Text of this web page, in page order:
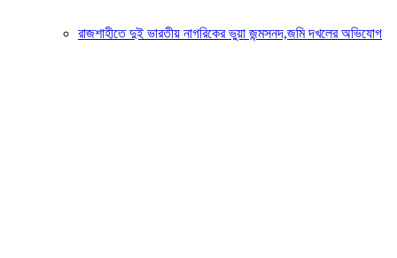
রাজশাহীতে দুই ভারতীয় নাগরিকের ভুয়া জন্মসনদ,জমি দখলের অভিযোগ